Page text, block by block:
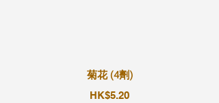
菊花 (4劑)
HK$5.20